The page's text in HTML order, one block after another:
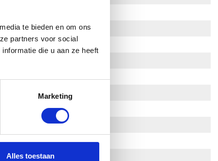
te bieden en om ons
partners voor social
die u aan ze heeft
Marketing
Alles toestaan